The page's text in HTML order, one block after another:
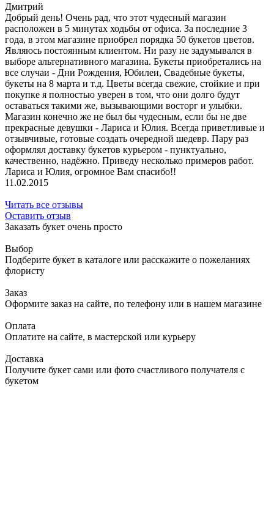
Дмитрий
Добрый день! Очень рад, что этот чудесный магазин
расположен в 5 минутах ходьбы от офиса. За последние 3
года, в этом магазине приобрел порядка 50 букетов цветов.
Являюсь постоянным клиентом. Ни разу не задумывался в
выборе альтернативного магазина. Букеты приобретались на
все случаи - Дни Рождения, Юбилеи, Свадебные букеты,
букеты на 8 марта и т.д. Цветы всегда свежие, стойкие и при
покупке я полностью уверен в том, что они долго будут
оставаться такими же, вызывающими восторг и улыбки.
Магазин конечно же не был бы чудесным, если бы не две
прекрасные девушки - Лариса и Юлия. Всегда приветливые и
отзывчивые, готовые создать очередной шедевр. Пару раз
оформлял доставку букетов курьером - пунктуально,
качественно, надёжно. Приведу несколько примеров работ.
Лариса и Юлия, огромное Вам спасибо!!
11.02.2015
Читать все отзывы
Оставить отзыв
Заказать букет очень просто
Выбор
Подберите букет в каталоге или расскажите о пожеланиях
флористу
Заказ
Оформите заказ на сайте, по телефону или в нашем магазине
Оплата
Оплатите на сайте, в мастерской или курьеру
Доставка
Получите букет сами или фото счастливого получателя с
букетом